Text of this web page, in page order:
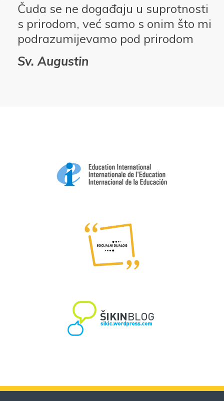
Čuda se ne događaju u suprotnosti
s prirodom, već samo s onim što mi
podrazumijevamo pod prirodom
Sv. Augustin